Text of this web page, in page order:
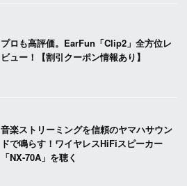
プロも高評価。EarFun「Clip2」全方位レ
ビュー！【割引クーポン情報あり】
音楽ストリーミングを信頼のヤマハサウン
ドで鳴らす！ワイヤレスHiFiスピーカー
「NX-70A」を聴く